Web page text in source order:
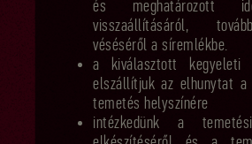
és meghatározott
visszaállításáról,
véséséről a síremlékbe.
a kiválasztott kegyeleti
elszállítjuk az elhunytat a
temetés helyszínére
intézkedünk a